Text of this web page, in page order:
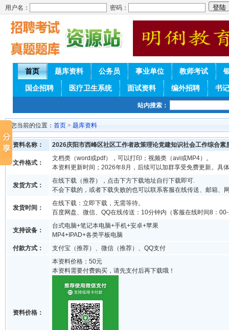
用户名： 密码：
首页 题库资料 公务员 事业单位 教师考试
国企招聘 医疗卫生系统 面试资料 编外招聘 书
站内搜索：
您当前的位置： 首页 > 题库资料
资料名称： 2026庆阳市西峰区社区工作者政策理论党建知识社会工作综合素
文件格式：
文档类（word或pdf），可以打印；视频类（avi或MP4）。
本资料更新时间；2026年8月，后续可以加群享受免费更新。具
发货方式：
在线下载（推荐），点击下方下载地址自行下载即可.
不会下载的，或者下载失败的也可以联系客服在线传送、邮箱、
发货时间：
在线下载：立即下载，无需等待。
百度网盘、微信、QQ在线传送：10分钟内（客服在线时间8：
支持设备：
台式电脑+笔记本电脑+手机+安卓+苹果
MP4+IPAD+各类平板电脑
付款方式：
支付宝（推荐）、微信（推荐）、QQ支付
资料价格：
本资料价格：50元
本资料需要付费购买，请先支付后再下载哦！